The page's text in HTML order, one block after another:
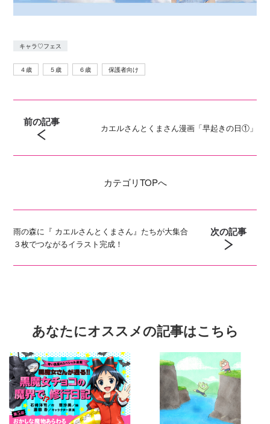
キャラ♡フェス
４歳 ５歳 ６歳 保護者向け
前の記事 カエルさんとくまさん漫画「早起きの日①」
カテゴリTOPへ
雨の森に『 カエルさんとくまさん』たちが大集合
３枚でつながるイラスト完成！
次の記事
あなたにオススメの記事はこちら